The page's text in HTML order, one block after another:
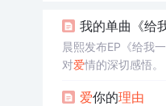
我的单曲《给
晨熙发布EP《给我
对爱情的深切感悟。
爱你的理由